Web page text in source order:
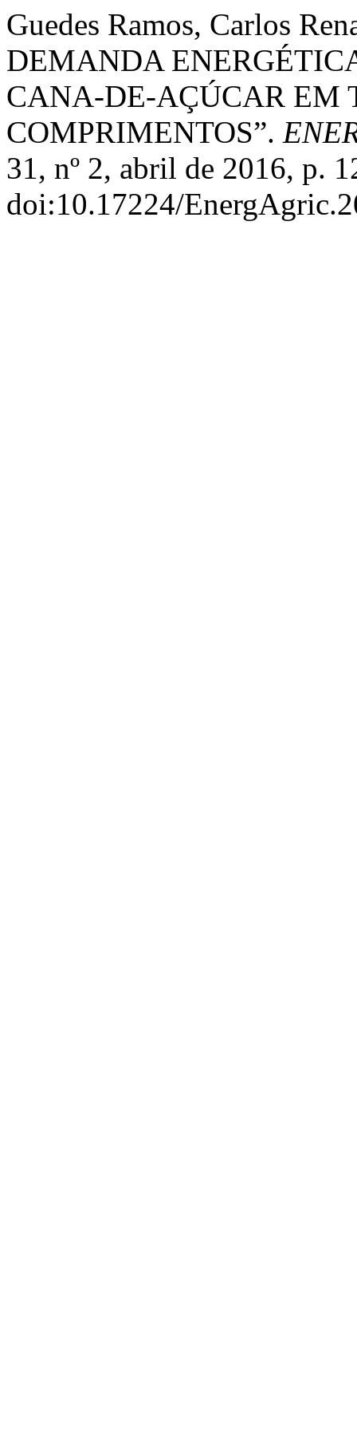
Guedes Ramos, Carlos
DEMANDA
CANA-DE-AÇÚCAR EM
COMPRIMENTOS”.
31, nº 2, abril de 2016, p.
doi:10.17224/